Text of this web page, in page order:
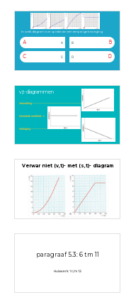
In welk diagram is er sprake van een eenparige beweging
A A B
B
C C D
D
v,t-diagrammen
Versnelling --------------------------------------->
Constante snelheid ->
Vertraging ---------------------------------------->
Verwar niet (v,t)- met (s,t)- diagram
paragraaf 5.3: 6 tm 11
Huiswerk: 1 t/m 13